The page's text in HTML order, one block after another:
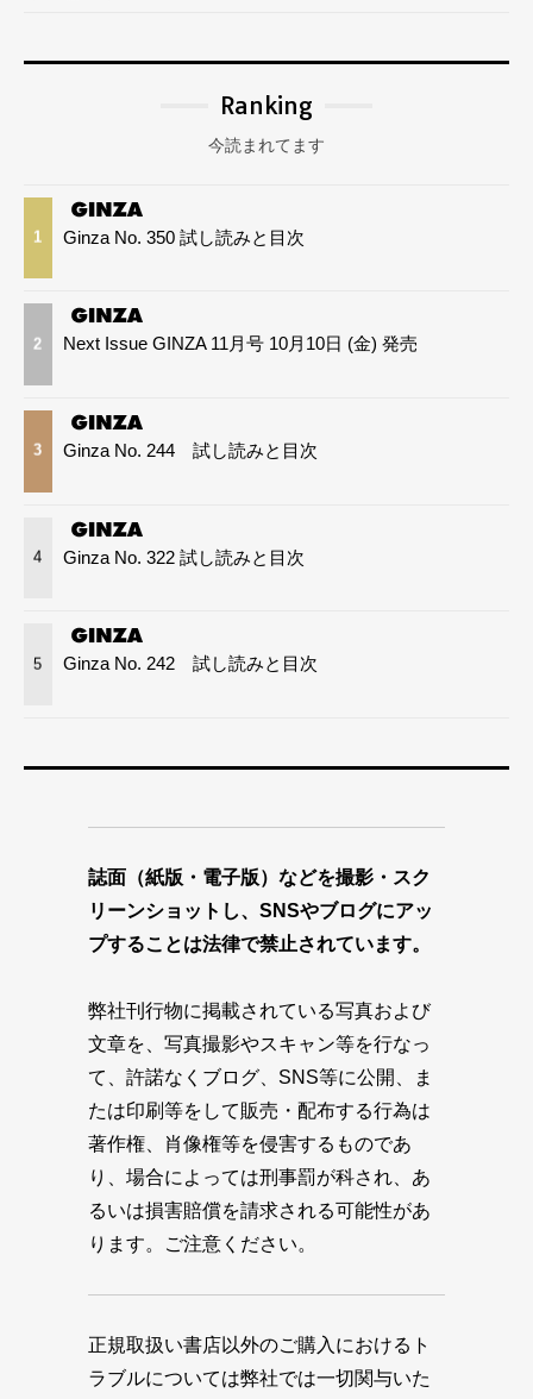
Ranking
今読まれてます
1 Ginza No. 350 試し読みと目次
2 Next Issue GINZA 11月号 10月10日 (金) 発売
3 Ginza No. 244 試し読みと目次
4 Ginza No. 322 試し読みと目次
5 Ginza No. 242 試し読みと目次
誌面（紙版・電子版）などを撮影・スク
リーンショットし、SNSやブログにアッ
プすることは法律で禁止されています。
弊社刊行物に掲載されている写真および
文章を、写真撮影やスキャン等を行なっ
て、許諾なくブログ、SNS等に公開、ま
たは印刷等をして販売・配布する行為は
著作権、肖像権等を侵害するものであ
り、場合によっては刑事罰が科され、あ
るいは損害賠償を請求される可能性があ
ります。ご注意ください。
正規取扱い書店以外のご購入におけるト
ラブルについては弊社では一切関与いた